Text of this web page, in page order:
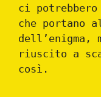
ci
che portano
dell’enigma,
riuscito a
così.